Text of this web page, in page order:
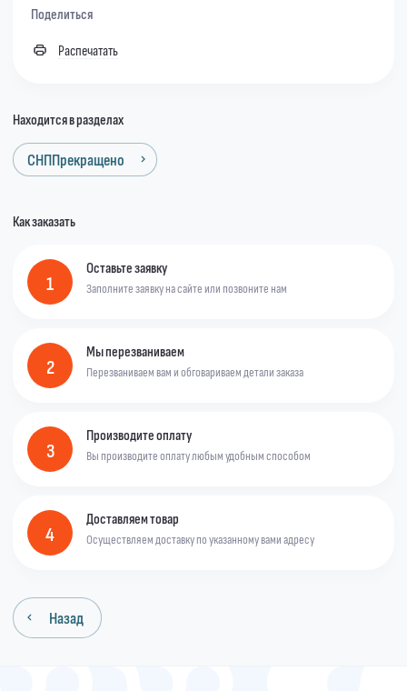
Поделиться
Распечатать
Находится в разделах
СНППрекращено
Как заказать
1
Оставьте заявку
Заполните заявку на сайте или позвоните нам
2
Мы перезваниваем
Перезваниваем вам и обговариваем детали заказа
3
Производите оплату
Вы производите оплату любым удобным способом
4
Доставляем товар
Осуществляем доставку по указанному вами адресу
Назад